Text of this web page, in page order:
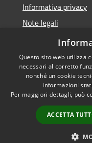
Informativa privacy
Note legali
Dichiarazione di
Accessibilità
Questo sito web utilizza
necessari al corretto
nonché un cookie
informazioni
Per maggiori dettagli, può
ACCETTA